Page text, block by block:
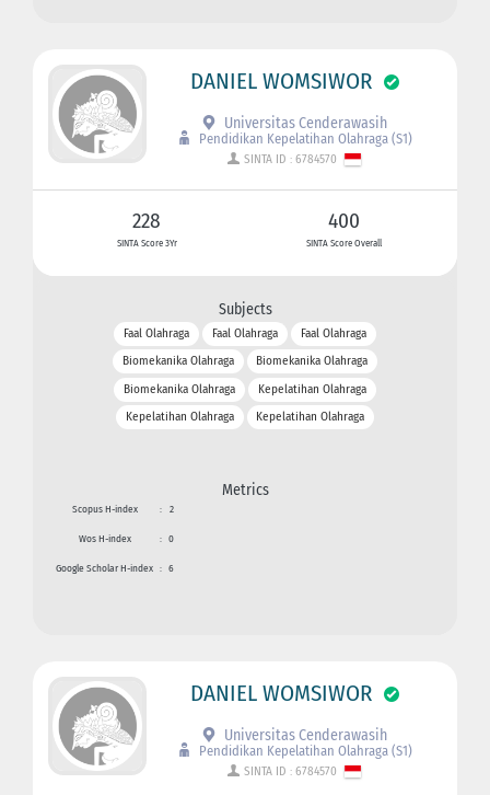
DANIEL WOMSIWOR
Universitas Cenderawasih
Pendidikan Kepelatihan Olahraga (S1)
SINTA ID : 6784570
228
SINTA Score 3Yr
400
SINTA Score Overall
Subjects
Faal Olahraga Faal Olahraga
Faal Olahraga
Biomekanika Olahraga
Biomekanika Olahraga
Biomekanika Olahraga
Kepelatihan Olahraga
Kepelatihan Olahraga
Kepelatihan Olahraga
Metrics
Scopus H-index : 2
Wos H-index : 0
Google Scholar H-index : 6
DANIEL WOMSIWOR
Universitas Cenderawasih
Pendidikan Kepelatihan Olahraga (S1)
SINTA ID : 6784570